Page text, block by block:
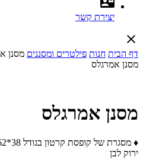
יצירת קשר
דף הבית חנות פילטרים ומסננים מסנן
מסנן אמרגלס
מסנן אמרגלס
ירוק לבן